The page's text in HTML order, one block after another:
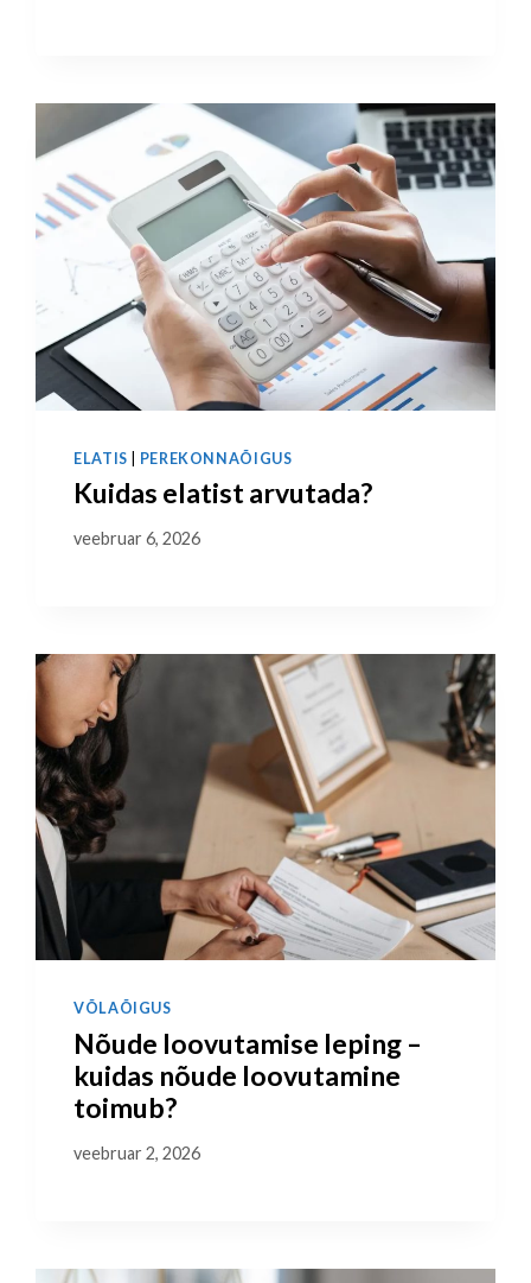
ELATIS PEREKONNAÕIGUS
Kuidas elatist arvutada?
veebruar 6, 2026
VÕLAÕIGUS
Nõude loovutamise leping –
kuidas nõude loovutamine
toimub?
veebruar 2, 2026